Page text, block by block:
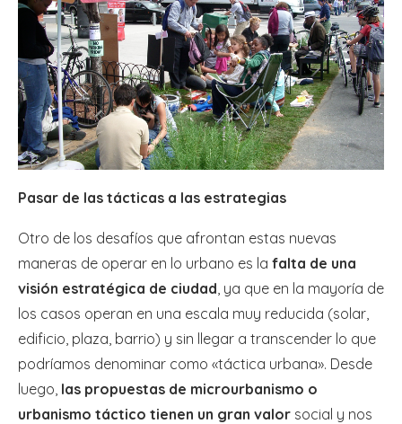
Pasar de las tácticas a las estrategias
Otro de los desafíos que afrontan estas nuevas
maneras de operar en lo urbano es la falta de una
visión estratégica de ciudad , ya que en la mayoría de
los casos operan en una escala muy reducida (solar,
edificio, plaza, barrio) y sin llegar a transcender lo que
podríamos denominar como «táctica urbana». Desde
luego, las propuestas de microurbanismo o
urbanismo táctico tienen un gran valor social y nos